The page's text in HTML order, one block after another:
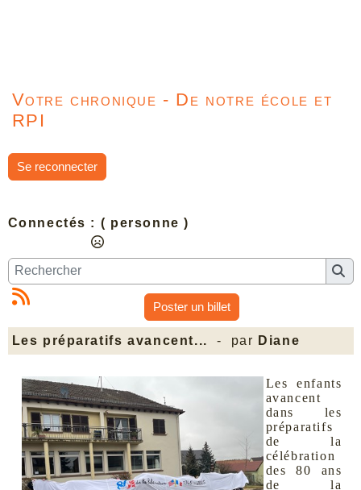
Votre chronique - De notre école et
RPI
Se reconnecter
Connectés : ( personne )
Poster un billet
Les préparatifs avancent... - par Diane
Les enfants
avancent
dans les
préparatifs
de la
célébration
des 80 ans
de la